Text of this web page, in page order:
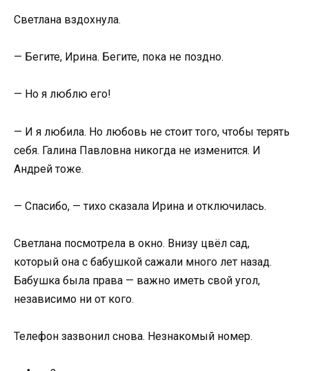
Светлана вздохнула.
— Бегите, Ирина. Бегите, пока не поздно.
— Но я люблю его!
— И я любила. Но любовь не стоит того, чтобы терять
себя. Галина Павловна никогда не изменится. И
Андрей тоже.
— Спасибо, — тихо сказала Ирина и отключилась.
Светлана посмотрела в окно. Внизу цвёл сад,
который она с бабушкой сажали много лет назад.
Бабушка была права — важно иметь свой угол,
независимо ни от кого.
Телефон зазвонил снова. Незнакомый номер.